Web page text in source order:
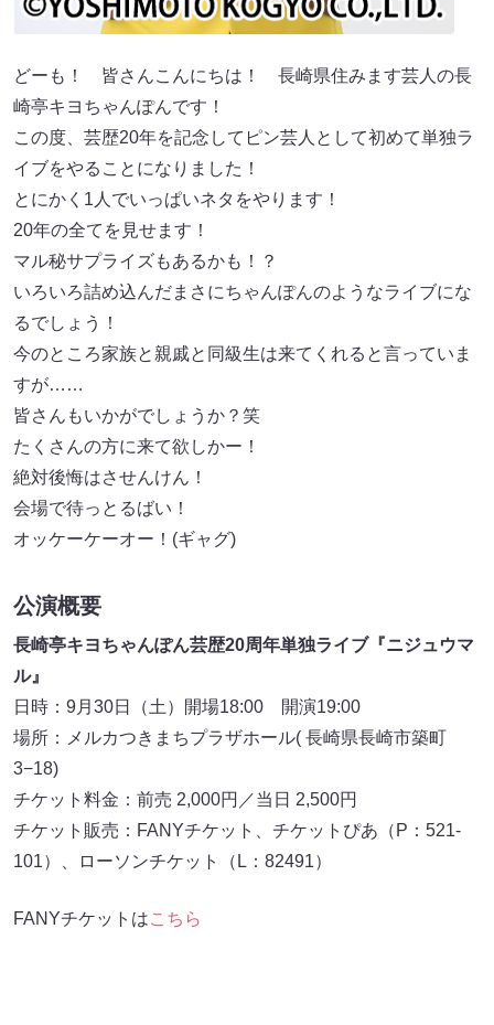
どーも！ 皆さんこんにちは！ 長崎県住みます芸人の長
崎亭キヨちゃんぽんです！
この度、芸歴20年を記念してピン芸人として初めて単独ラ
イブをやることになりました！
とにかく1人でいっぱいネタをやります！
20年の全てを見せます！
マル秘サプライズもあるかも！？
いろいろ詰め込んだまさにちゃんぽんのようなライブにな
るでしょう！
今のところ家族と親戚と同級生は来てくれると言っていま
すが……
皆さんもいかがでしょうか？笑
たくさんの方に来て欲しかー！
絶対後悔はさせんけん！
会場で待っとるばい！
オッケーケーオー！(ギャグ)
公演概要
長崎亭キヨちゃんぽん芸歴20周年単独ライブ『ニジュウマ
ル』
日時：9月30日（土）開場18:00 開演19:00
場所：メルカつきまちプラザホール( 長崎県長崎市築町
3−18)
チケット料金：前売 2,000円／当日 2,500円
チケット販売：FANYチケット、チケットぴあ（P：521-
101）、ローソンチケット（L：82491）
FANYチケットはこちら